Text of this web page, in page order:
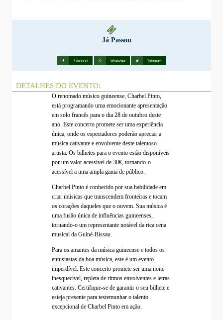
Já Passou
Facebook WhatsApp Telegram
DETALHES DO EVENTO:
O renomado músico guineense, Charbel Pinto,
está programando uma emocionante apresentação
em solo francês para o dia 28 de outubro deste
ano. Este concerto promete ser uma experiência
única, onde os espectadores poderão apreciar a
música cativante e envolvente deste talentoso
artista. Os bilhetes para o evento estão disponíveis
por um valor acessível de 30€, tornando-o
acessível a uma ampla gama de público.
Charbel Pinto é conhecido por sua habilidade em
criar músicas que transcendem fronteiras e tocam
os corações daqueles que o ouvem. Sua música é
uma fusão única de influências guineenses,
tornando-o um representante notável da rica cena
musical da Guiné-Bissau.
Para os amantes da música guineense e todos os
entusiastas da boa música, este é um evento
imperdível. Este concerto promete ser uma noite
inesquecível, repleta de ritmos envolventes e letras
cativantes. Certifique-se de garantir o seu bilhete e
esteja presente para testemunhar o talento
excepcional de Charbel Pinto em ação.